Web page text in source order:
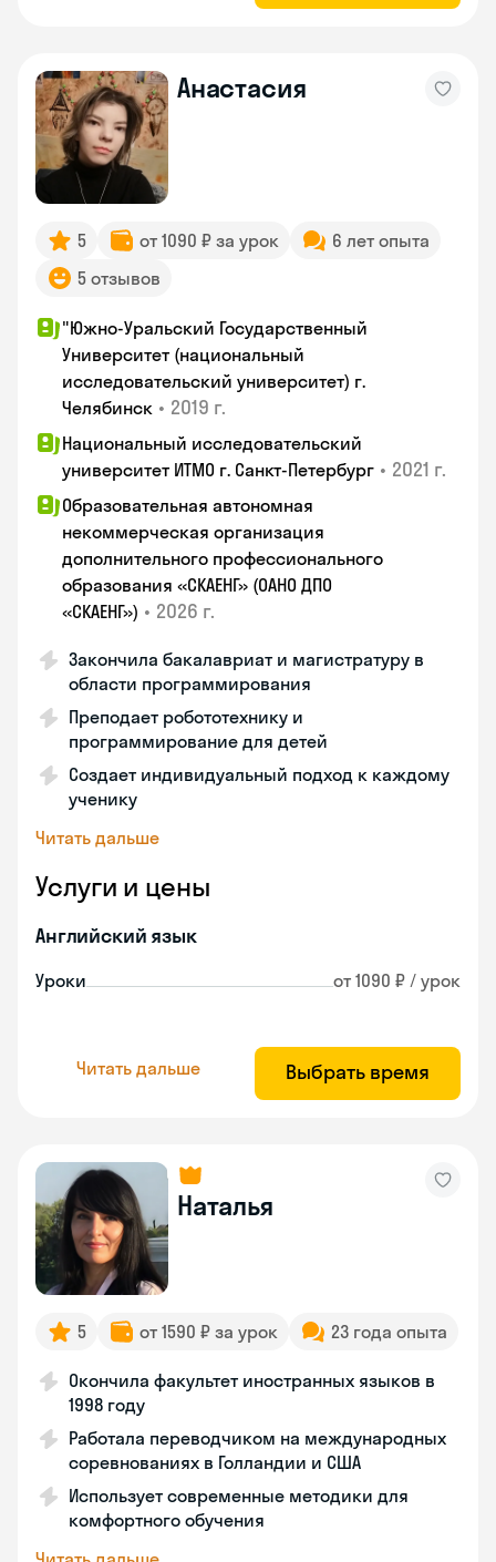
Анастасия
5 от 1090 ₽ за урок
6 лет опыта
5 отзывов
"Южно-Уральский Государственный
Университет (национальный
исследовательский университет) г.
Челябинск • 2019 г.
Национальный исследовательский
университет ИТМО г. Санкт-Петербург • 2021 г.
Образовательная автономная
некоммерческая организация
дополнительного профессионального
образования «СКАЕНГ» (ОАНО ДПО
«СКАЕНГ») • 2026 г.
Закончила бакалавриат и магистратуру в
области программирования
Преподает робототехнику и
программирование для детей
Создает индивидуальный подход к каждому
ученику
Читать дальше
Услуги и цены
Английский язык
Уроки от 1090 ₽ / урок
Читать дальше Выбрать время
Наталья
5 от 1590 ₽ за урок 23 года опыта
Окончила факультет иностранных языков в
1998 году
Работала переводчиком на международных
соревнованиях в Голландии и США
Использует современные методики для
комфортного обучения